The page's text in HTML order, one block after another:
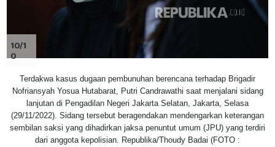
10/1
0
Terdakwa kasus dugaan pembunuhan berencana terhadap Brigadir
Nofriansyah Yosua Hutabarat, Putri Candrawathi saat menjalani sidang
lanjutan di Pengadilan Negeri Jakarta Selatan, Jakarta, Selasa
(29/11/2022). Sidang tersebut beragendakan mendengarkan keterangan
sembilan saksi yang dihadirkan jaksa penuntut umum (JPU) yang terdiri
dari anggota kepolisian. Republika/Thoudy Badai (FOTO :